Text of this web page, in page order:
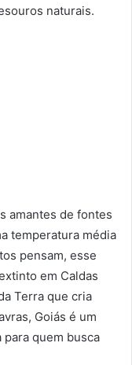
naturais.
amantes de fontes
temperatura média
pensam, esse
em Caldas
Terra que cria
Goiás é um
quem busca